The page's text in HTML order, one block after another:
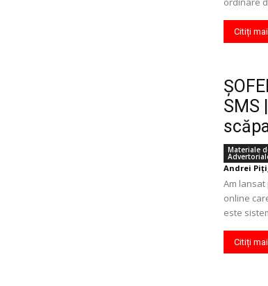
Citiți
SMS
Materiale
Andrei
Am lansat
online
este
Citiți